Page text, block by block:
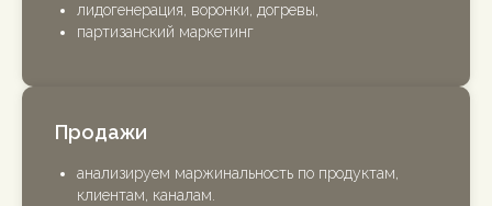
лидогенерация, воронки, догревы,
партизанский маркетинг
Продажи
анализируем маржинальность по продуктам,
клиентам, каналам.